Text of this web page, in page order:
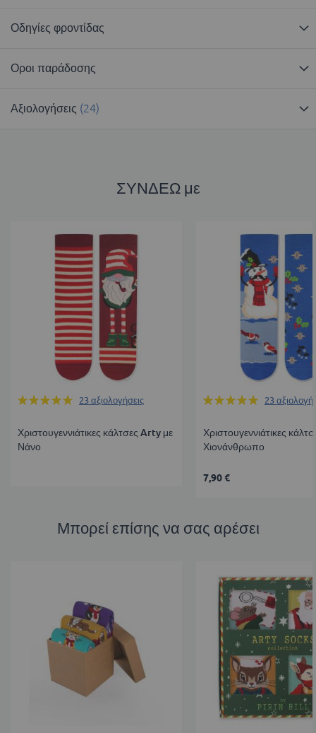
Οδηγίες φροντίδας
Οροι παράδοσης
Αξιολογήσεις 24
ΣΥΝΔΕΩ με
Βαθμολογία:
23 αξιολογήσεις
Χριστουγεννιάτικες κάλτσες Arty με
Νάνο
Βαθμολογία:
23
Χριστουγεννιάτικες
Χιονάνθρωπο
7,90 €
Μπορεί επίσης να σας αρέσει